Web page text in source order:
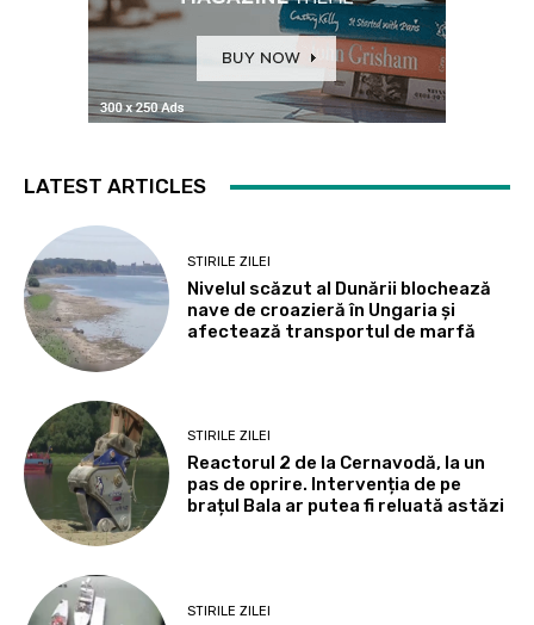
LATEST ARTICLES
STIRILE ZILEI
Nivelul scăzut al Dunării blochează
nave de croazieră în Ungaria și
afectează transportul de marfă
STIRILE ZILEI
Reactorul 2 de la Cernavodă, la un
pas de oprire. Intervenția de pe
brațul Bala ar putea fi reluată astăzi
STIRILE ZILEI